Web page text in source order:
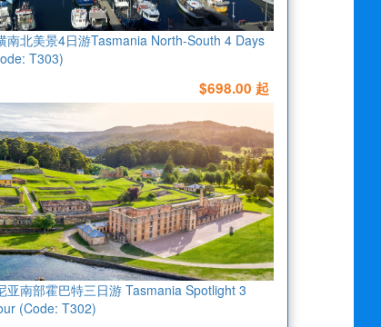
南北美景4日游Tasmania North-South 4 Days
T303)
$698.00 起
亚南部霍巴特三日游 Tasmania Spotlight 3
(Code: T302)